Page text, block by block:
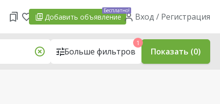
Добавить объявление
Бесплатно!
Вход / Регистрация
Больше фильтров
1
Показать (0)